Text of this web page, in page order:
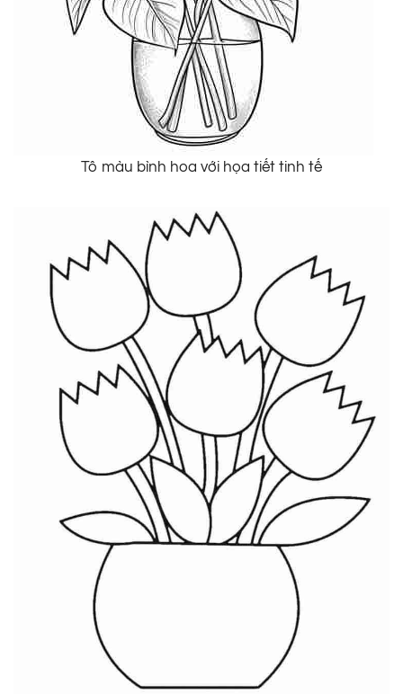
Tô màu bình hoa với họa tiết tinh tế